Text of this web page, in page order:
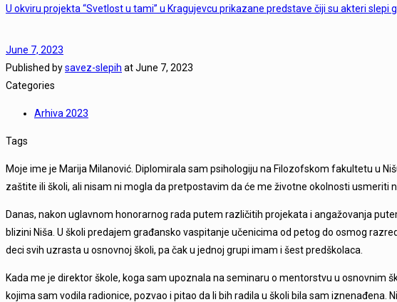
U okviru projekta “Svetlost u tami” u Kragujevcu prikazane predstave čiji su akteri slepi
June 7, 2023
Published bysavez-slepih atJune 7, 2023
Categories
Arhiva 2023
Tags
Moje ime je Marija Milanović. Diplomirala sam psihologiju na Filozofskom fakultetu u
zaštite ili školi, ali nisam ni mogla da pretpostavim da će me životne okolnosti usmeriti
Danas, nakon uglavnom honorarnog rada putem različitih projekata i angažovanja
blizini Niša. U školi predajem građansko vaspitanje učenicima od petog do osmog
deci svih uzrasta u osnovnoj školi, pa čak u jednoj grupi imam i šest predškolaca.
Kada me je direktor škole, koga sam upoznala na seminaru o mentorstvu u
kojima sam vodila radionice, pozvao i pitao da li bih radila u školi bila sam